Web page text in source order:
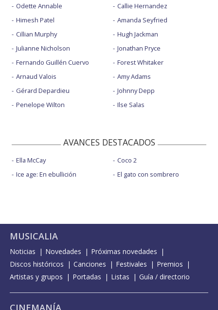
Odette Annable
Himesh Patel
Cillian Murphy
Julianne Nicholson
Fernando Guillén Cuervo
Arnaud Valois
Gérard Depardieu
Penelope Wilton
Callie Hernandez
Amanda Seyfried
Hugh Jackman
Jonathan Pryce
Forest Whitaker
Amy Adams
Johnny Depp
Ilse Salas
AVANCES DESTACADOS
Ella McCay
Ice age: En ebullición
Coco 2
El gato con sombrero
MUSICALIA
Noticias Novedades
Próximas novedades
Discos históricos
Canciones Festivales
Premios
Artistas y grupos
Portadas Listas Guía / directorio
CINEMANÍA